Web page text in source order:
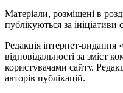
Матеріали, розміщені в
публікуються за
Редакція інтернет-
відповідальності за зміст
користувачами сайту.
авторів публікацій.